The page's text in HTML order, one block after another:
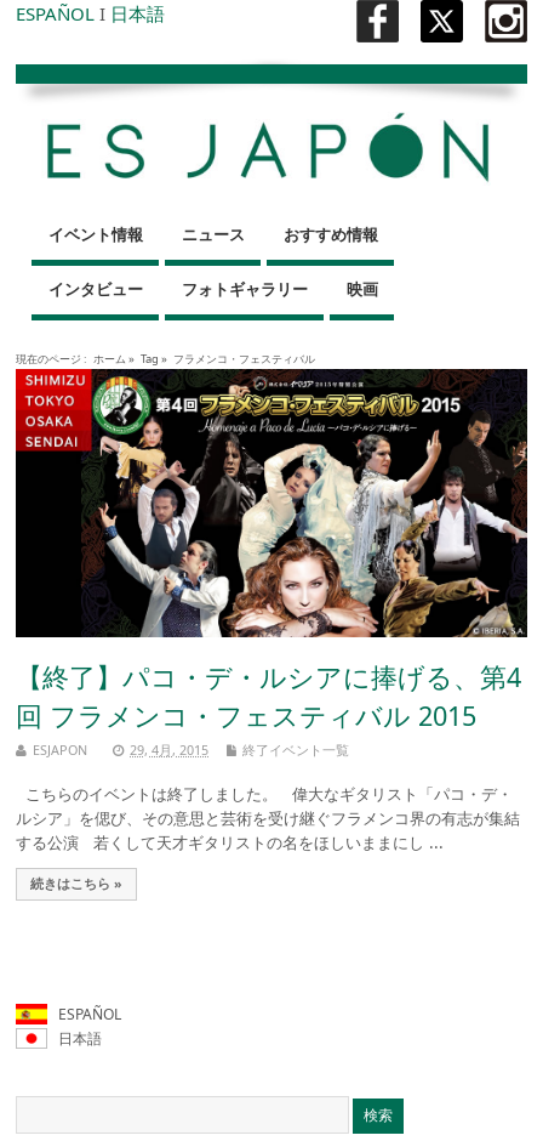
ESPAÑOL I 日本語
イベント情報 ニュース おすすめ情報
インタビュー フォトギャラリー 映画
現在のページ : ホーム » Tag » フラメンコ・フェスティバル
【終了】パコ・デ・ルシアに捧げる、第4
回 フラメンコ・フェスティバル 2015
ESJAPON 29, 4月, 2015 終了イベント一覧
こちらのイベントは終了しました。 偉大なギタリスト「パコ・デ・
ルシア」を偲び、その意思と芸術を受け継ぐフラメンコ界の有志が集結
する公演 若くして天才ギタリストの名をほしいままにし ...
続きはこちら »
ESPAÑOL
日本語